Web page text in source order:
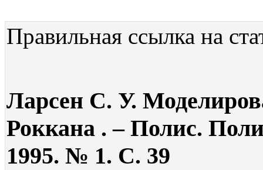
Правильная ссылка на
Ларсен С. У.
Роккана . – Полис.
1995. № 1. С. 39